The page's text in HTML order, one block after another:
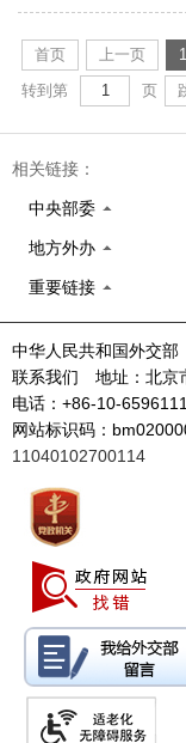
首页 上一页 1
转到第
页
相关链接：
中央部委
地方外办
重要链接
中华人民共和国外交
联系我们 地址：北京
电话：+86-10-
网站标识码：
11040102700114